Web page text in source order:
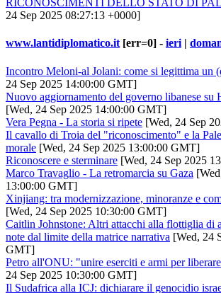
RICONOSCIMENTI DELLO STATO DI
24 Sep 2025 08:27:13 +0000]
www.lantidiplomatico.it [err=0] - ieri |
Incontro Meloni-al Jolani: come si legittima un
24 Sep 2025 14:00:00 GMT]
Nuovo aggiornamento del governo libanese su
[Wed, 24 Sep 2025 14:00:00 GMT]
Vera Pegna - La storia si ripete [Wed, 24 Sep
Il cavallo di Troia del "riconoscimento" e la
morale [Wed, 24 Sep 2025 13:00:00 GMT]
Riconoscere e sterminare [Wed, 24 Sep 2025
Marco Travaglio - La retromarcia su Gaza
13:00:00 GMT]
Xinjiang: tra modernizzazione, minoranze e
[Wed, 24 Sep 2025 10:30:00 GMT]
Caitlin Johnstone: Altri attacchi alla flottiglia di
note dal limite della matrice narrativa [Wed, 24
GMT]
Petro all'ONU: "unire eserciti e armi per
24 Sep 2025 10:30:00 GMT]
Il Sudafrica alla ICJ: dichiarare il genocidio